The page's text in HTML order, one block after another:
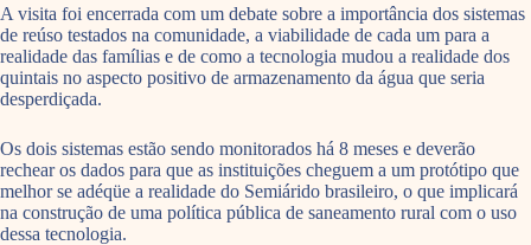
A visita foi encerrada com um debate sobre a importância dos sistemas
de reúso testados na comunidade, a viabilidade de cada um para a
realidade das famílias e de como a tecnologia mudou a realidade dos
quintais no aspecto positivo de armazenamento da água que seria
desperdiçada.
Os dois sistemas estão sendo monitorados há 8 meses e deverão
rechear os dados para que as instituições cheguem a um protótipo que
melhor se adéqüe a realidade do Semiárido brasileiro, o que implicará
na construção de uma política pública de saneamento rural com o uso
dessa tecnologia.